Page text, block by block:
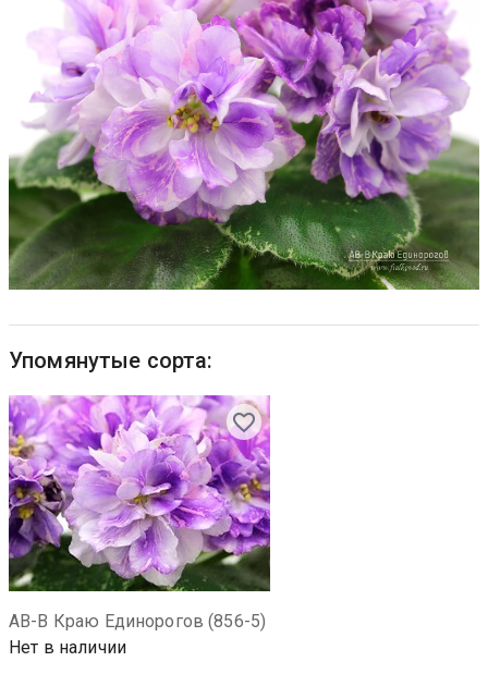
Упомянутые сорта:
АВ-В Краю Единорогов (856-5)
Нет в наличии